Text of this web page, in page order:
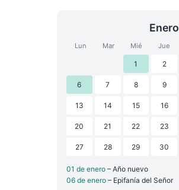
Enero
Lun Mar Mié Jue
1 2
6 7 8 9
13 14 15 16
20 21 22 23
27 28 29 30
01 de enero – Año nuevo
06 de enero – Epifanía del Señor